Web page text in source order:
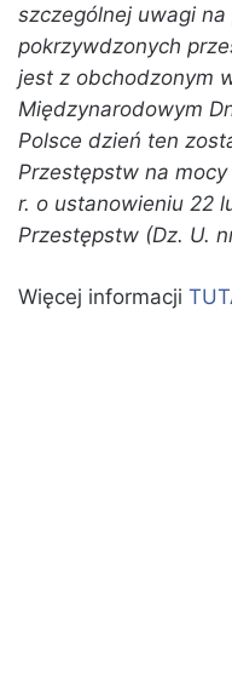
szczególnej uwagi
pokrzywdzonych
jest z obchodzonym
Międzynarodowym
Polsce dzień ten
Przestępstw na
r. o ustanowieniu 22
Przestępstw (Dz. U.
Więcej informacji